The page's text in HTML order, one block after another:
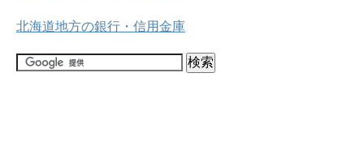
北海道地方の銀行・信用金庫